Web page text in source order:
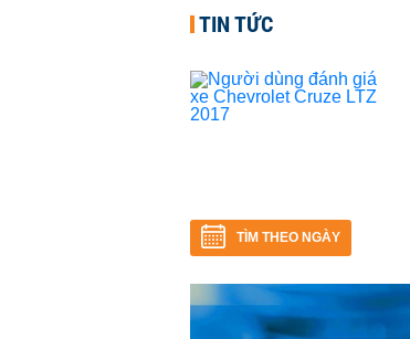
TIN TỨC
TÌM THEO NGÀY